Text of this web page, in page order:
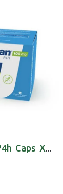
Imunoglukan P4h Caps X60 cáps(s)